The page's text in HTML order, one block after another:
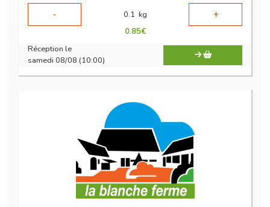
- 0.1 kg +
0.85€
Réception le
samedi 08/08 (10:00)